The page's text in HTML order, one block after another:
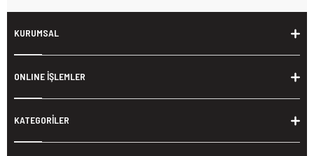
KURUMSAL
ONLINE İŞLEMLER
KATEGORİLER